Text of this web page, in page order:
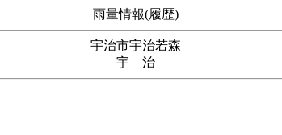
雨量情報(履歴)
宇治市宇治若森
宇 治